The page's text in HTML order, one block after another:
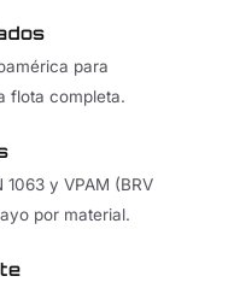
para
flota completa.
1063 y VPAM (BRV
por material.